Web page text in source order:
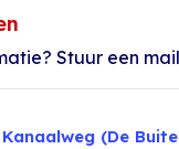
Stuur een
(De